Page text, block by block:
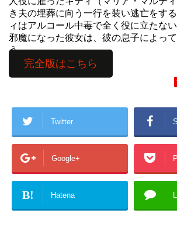
き夫の埋葬に向う一行を装い逃亡をす
ィはアルコール中毒で全く役に立たな
邪魔になった彼女は、彼の息子によっ
う…。
完全版はこちら
Twitter
Google+
B! Hatena